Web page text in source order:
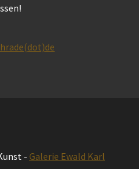
- Galerie Ewald Karl